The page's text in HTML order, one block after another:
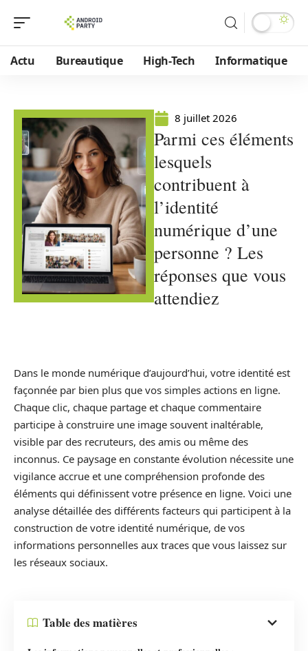
Actu Bureautique High-Tech Informatique
8 juillet 2026
Parmi ces éléments
lesquels
contribuent à
l’identité
numérique d’une
personne ? Les
réponses que vous
attendiez
Dans le monde numérique d’aujourd’hui, votre identité est
façonnée par bien plus que vos simples actions en ligne.
Chaque clic, chaque partage et chaque commentaire
participe à construire une image souvent inaltérable,
visible par des recruteurs, des amis ou même des
inconnus. Ce paysage en constante évolution nécessite une
vigilance accrue et une compréhension profonde des
éléments qui définissent votre présence en ligne. Voici une
analyse détaillée des différents facteurs qui participent à la
construction de votre identité numérique, de vos
informations personnelles aux traces que vous laissez sur
les réseaux sociaux.
Table des matières